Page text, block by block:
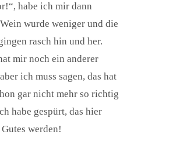
habe ich mir dann
wurde weniger und die
rasch hin und her.
mir noch ein anderer
ich muss sagen, das hat
gar nicht mehr so richtig
habe gespürt, das hier
werden!